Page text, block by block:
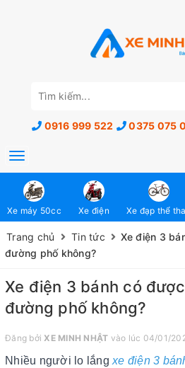
0916 999 522 0375 075
Toggle
navigation
Xe máy 50cc Xe điện Xe đạp thể
Trang chủ Tin tức
Xe điện 3
đường phố không?
Xe điện 3 bánh có
đường phố không?
Đăng bởiXE MINH NHẬT vào lúc 04/01/
Nhiều người lo lắng xe điện 3